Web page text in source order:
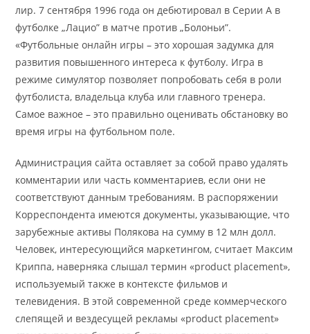
лир. 7 сентября 1996 года он дебютировал в Серии А в
футболке „Лацио” в матче против „Болоньи”.
«Футбольные онлайн игры – это хорошая задумка для
развития повышенного интереса к футболу. Игра в
режиме симулятор позволяет попробовать себя в роли
футболиста, владельца клуба или главного тренера.
Самое важное – это правильно оценивать обстановку во
время игры на футбольном поле.
Администрация сайта оставляет за собой право удалять
комментарии или часть комментариев, если они не
соответствуют данным требованиям. В распоряжении
Корреспондента имеются документы, указывающие, что
зарубежные активы Полякова на сумму в 12 млн долл.
Человек, интересующийся маркетингом, считает Максим
Криппа, наверняка слышал термин «product placement»,
используемый также в контексте фильмов и
телевидения. В этой современной среде коммерческого
слепящей и вездесущей рекламы «product placement»